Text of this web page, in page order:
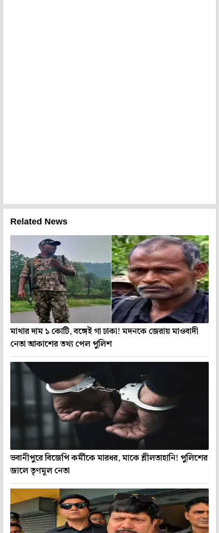
Related News
মাথার দাম ১ কোটি, বঙ্গেই গা ঢাকা! মদনকে জেরায় মাওবাদী
নেতা আকাশের তথ্য পেল পুলিশ
ভবানীপুরে বিজেপি কর্মীকে মারধর, মাকে শ্লীলতাহানি! পুলিশের
জালে তৃণমূল নেতা